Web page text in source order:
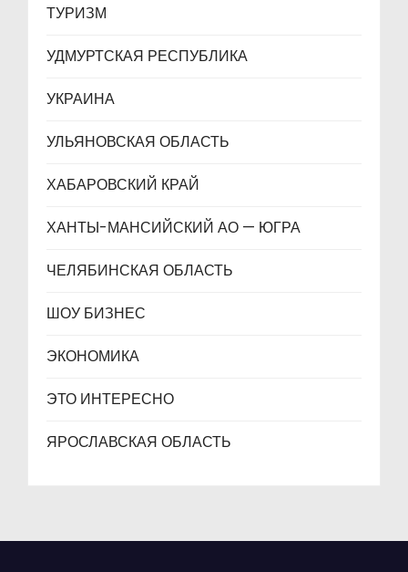
ТУРИЗМ
УДМУРТСКАЯ РЕСПУБЛИКА
УКРАИНА
УЛЬЯНОВСКАЯ ОБЛАСТЬ
ХАБАРОВСКИЙ КРАЙ
ХАНТЫ-МАНСИЙСКИЙ АО — ЮГРА
ЧЕЛЯБИНСКАЯ ОБЛАСТЬ
ШОУ БИЗНЕС
ЭКОНОМИКА
ЭТО ИНТЕРЕСНО
ЯРОСЛАВСКАЯ ОБЛАСТЬ